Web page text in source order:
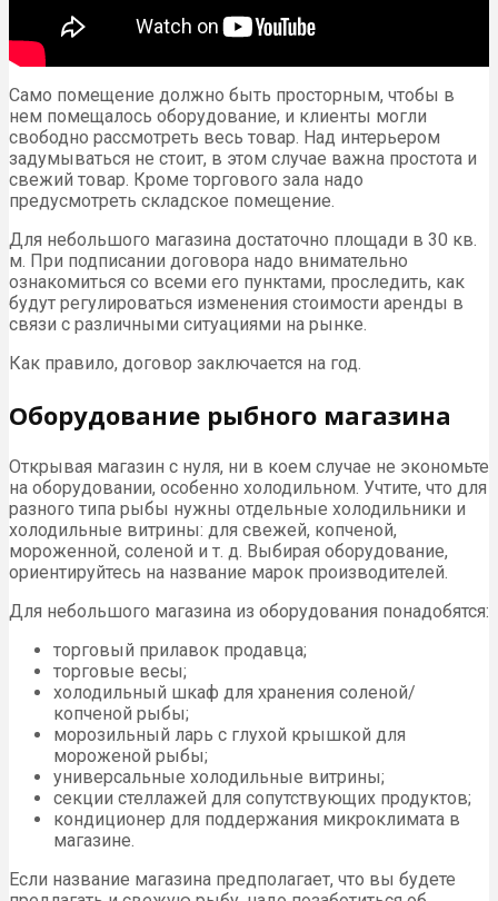
Само помещение должно быть просторным, чтобы в
нем помещалось оборудование, и клиенты могли
свободно рассмотреть весь товар. Над интерьером
задумываться не стоит, в этом случае важна простота и
свежий товар. Кроме торгового зала надо
предусмотреть складское помещение.
Для небольшого магазина достаточно площади в 30 кв.
м. При подписании договора надо внимательно
ознакомиться со всеми его пунктами, проследить, как
будут регулироваться изменения стоимости аренды в
связи с различными ситуациями на рынке.
Как правило, договор заключается на год.
Оборудование рыбного магазина
Открывая магазин с нуля, ни в коем случае не экономьте
на оборудовании, особенно холодильном. Учтите, что для
разного типа рыбы нужны отдельные холодильники и
холодильные витрины: для свежей, копченой,
мороженной, соленой и т. д. Выбирая оборудование,
ориентируйтесь на название марок производителей.
Для небольшого магазина из оборудования понадобятся:
торговый прилавок продавца;
торговые весы;
холодильный шкаф для хранения соленой/
копченой рыбы;
морозильный ларь с глухой крышкой для
мороженой рыбы;
универсальные холодильные витрины;
секции стеллажей для сопутствующих продуктов;
кондиционер для поддержания микроклимата в
магазине.
Если название магазина предполагает, что вы будете